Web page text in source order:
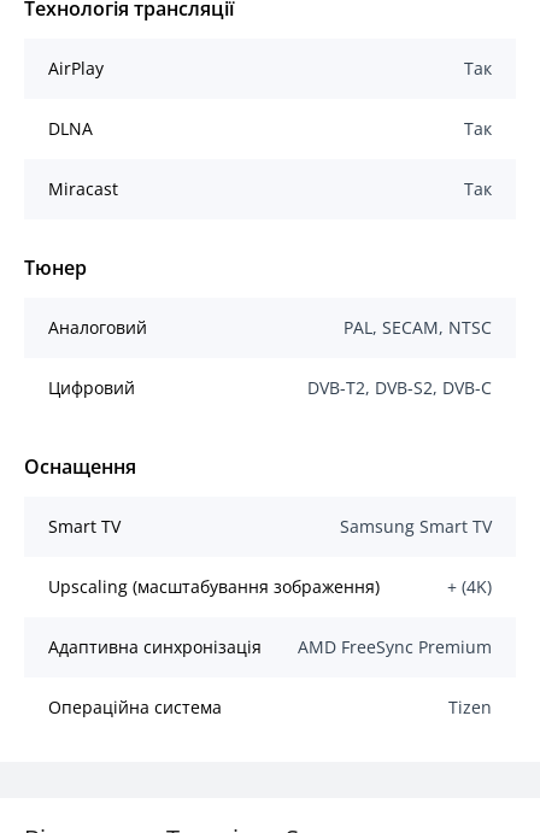
Технологія трансляції
AirPlay Так
DLNA Так
Miracast Так
Тюнер
Аналоговий PAL, SECAM, NTSC
Цифровий DVB-T2, DVB-S2, DVB-C
Оснащення
Smart TV Samsung Smart TV
Upscaling (масштабування зображення) + (4K)
Адаптивна синхронізація AMD FreeSync Premium
Операційна система Tizen